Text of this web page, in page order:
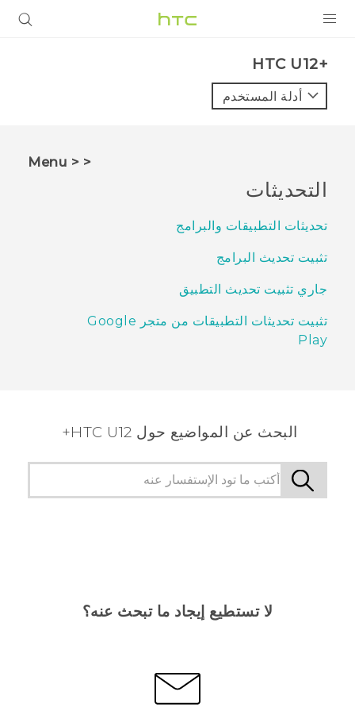
VIVE
VIVERSE
البرامج + التطبيقات
الدعم
أجهزة HTC والملحقات
HTC U12+‎
أدلة المستخدم
< < Menu
التحديثات
تحديثات التطبيقات والبرامج
تثبيت تحديث البرامج
جاري تثبيت تحديث التطبيق
تثبيت تحديثات التطبيقات من متجر Google
Play
البحث عن المواضيع حول HTC U12+
لا تستطيع إيجاد ما تبحث عنه؟